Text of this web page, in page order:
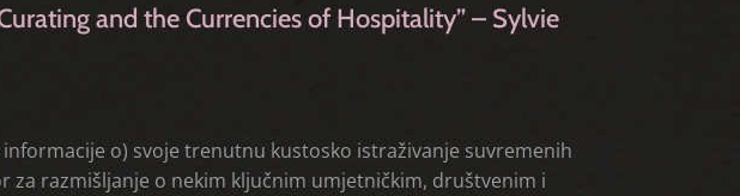
and the Currencies of Hospitality” – Sylvie
o) svoje trenutnu kustosko istraživanje suvremenih
razmišljanje o nekim ključnim umjetničkim, društvenim i